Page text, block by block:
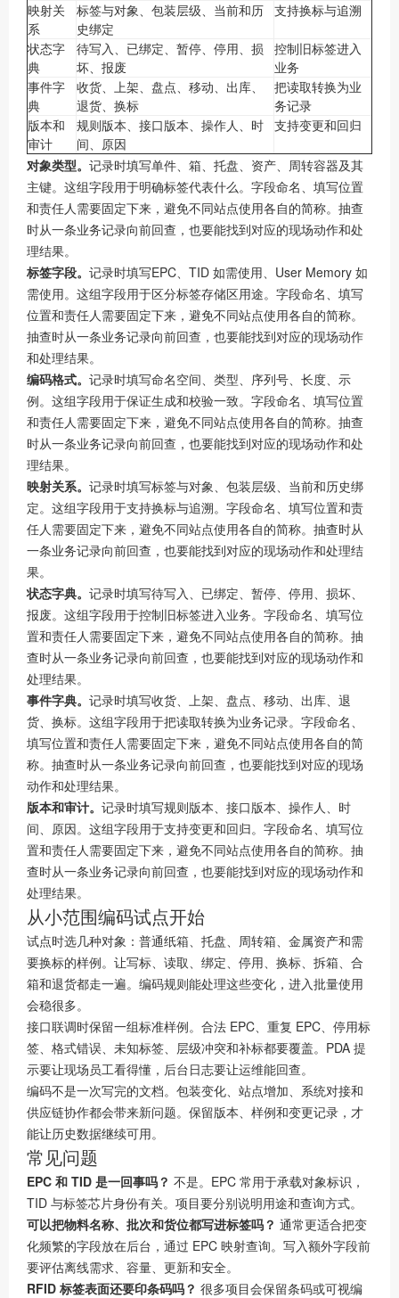
映射关
系
标签与对象、包装层级、当前和历
史绑定
支持换标与追溯
状态字
典
待写入、已绑定、暂停、停用、损
坏、报废
控制旧标签进入
业务
事件字
典
收货、上架、盘点、移动、出库、
退货、换标
把读取转换为业
务记录
版本和
审计
规则版本、接口版本、操作人、时
间、原因
支持变更和回归
对象类型。 记录时填写单件、箱、托盘、资产、周转容器及其
主键。这组字段用于明确标签代表什么。字段命名、填写位置
和责任人需要固定下来，避免不同站点使用各自的简称。抽查
时从一条业务记录向前回查，也要能找到对应的现场动作和处
理结果。
标签字段。 记录时填写EPC、TID 如需使用、User Memory 如
需使用。这组字段用于区分标签存储区用途。字段命名、填写
位置和责任人需要固定下来，避免不同站点使用各自的简称。
抽查时从一条业务记录向前回查，也要能找到对应的现场动作
和处理结果。
编码格式。 记录时填写命名空间、类型、序列号、长度、示
例。这组字段用于保证生成和校验一致。字段命名、填写位置
和责任人需要固定下来，避免不同站点使用各自的简称。抽查
时从一条业务记录向前回查，也要能找到对应的现场动作和处
理结果。
映射关系。 记录时填写标签与对象、包装层级、当前和历史绑
定。这组字段用于支持换标与追溯。字段命名、填写位置和责
任人需要固定下来，避免不同站点使用各自的简称。抽查时从
一条业务记录向前回查，也要能找到对应的现场动作和处理结
果。
状态字典。 记录时填写待写入、已绑定、暂停、停用、损坏、
报废。这组字段用于控制旧标签进入业务。字段命名、填写位
置和责任人需要固定下来，避免不同站点使用各自的简称。抽
查时从一条业务记录向前回查，也要能找到对应的现场动作和
处理结果。
事件字典。 记录时填写收货、上架、盘点、移动、出库、退
货、换标。这组字段用于把读取转换为业务记录。字段命名、
填写位置和责任人需要固定下来，避免不同站点使用各自的简
称。抽查时从一条业务记录向前回查，也要能找到对应的现场
动作和处理结果。
版本和审计。 记录时填写规则版本、接口版本、操作人、时
间、原因。这组字段用于支持变更和回归。字段命名、填写位
置和责任人需要固定下来，避免不同站点使用各自的简称。抽
查时从一条业务记录向前回查，也要能找到对应的现场动作和
处理结果。
从小范围编码试点开始
试点时选几种对象：普通纸箱、托盘、周转箱、金属资产和需
要换标的样例。让写标、读取、绑定、停用、换标、拆箱、合
箱和退货都走一遍。编码规则能处理这些变化，进入批量使用
会稳很多。
接口联调时保留一组标准样例。合法 EPC、重复 EPC、停用标
签、格式错误、未知标签、层级冲突和补标都要覆盖。PDA 提
示要让现场员工看得懂，后台日志要让运维能回查。
编码不是一次写完的文档。包装变化、站点增加、系统对接和
供应链协作都会带来新问题。保留版本、样例和变更记录，才
能让历史数据继续可用。
常见问题
EPC 和 TID 是一回事吗？ 不是。EPC 常用于承载对象标识，
TID 与标签芯片身份有关。项目要分别说明用途和查询方式。
可以把物料名称、批次和货位都写进标签吗？ 通常更适合把变
化频繁的字段放在后台，通过 EPC 映射查询。写入额外字段前
要评估离线需求、容量、更新和安全。
RFID 标签表面还要印条码吗？ 很多项目会保留条码或可视编